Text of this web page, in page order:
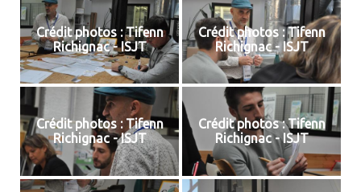
Crédit photos : Tifenn
Richignac - ISJT
Crédit photos : Tifenn
Richignac - ISJT
Crédit photos : Tifenn
Richignac - ISJT
Crédit photos : Tifenn
Richignac - ISJT